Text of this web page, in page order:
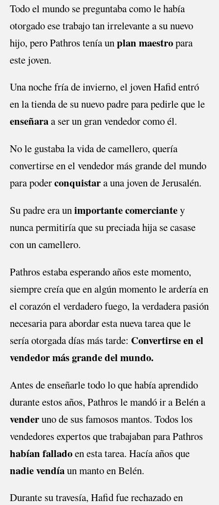
Todo el mundo se preguntaba como le había
otorgado ese trabajo tan irrelevante a su nuevo
hijo, pero Pathros tenía unplan maestropara
este joven.
Una noche fría de invierno, el joven Hafid entró
en la tienda de su nuevo padre para pedirle que le
enseñaraa ser un gran vendedor como él.
No le gustaba la vida de camellero, quería
convertirse en el vendedor más grande del mundo
para poderconquistara una joven de Jerusalén.
Su padre era unimportante comerciantey
nunca permitiría que su preciada hija se casase
con un camellero.
Pathros estaba esperando años este momento,
siempre creía que en algún momento le ardería en
el corazón el verdadero fuego, la verdadera pasión
necesaria para abordar esta nueva tarea que le
sería otorgada días más tarde: Convertirse en el
vendedor más grande del mundo.
Antes de enseñarle todo lo que había aprendido
durante estos años, Pathros le mandó ir a Belén a
venderuno de sus famosos mantos. Todos los
vendedores expertos que trabajaban para Pathros
habían falladoen esta tarea. Hacía años que
nadie vendíaun manto en Belén.
Durante su travesía, Hafid fue rechazado en